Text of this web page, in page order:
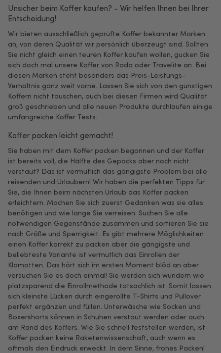
Unsicher beim Koffer kaufen? - Wir helfen Ihnen bei Ihrer
Entscheidung!
Wir bieten ausschließlich geprüfte Koffer bekannter Marken
an, von deren Qualität wir persönlich überzeugt sind. Sollten
Sie nicht gleich einen teuren Koffer kaufen wollen, gucken Sie
sich doch mal unsere Koffer von Rada oder Travelite an. Bei
diesen Marken steht besonders das Preis-Leistungs-
Verhältnis ganz weit vorne. Lassen Sie sich von den günstigen
Koffern nicht täuschen, auch bei diesen Firmen wird Qualität
groß geschrieben und alle neuen Produkte durchlaufen einige
umfangreiche Koffer Tests.
Koffer packen leicht gemacht!
Sie haben mit dem Koffer packen begonnen und der Koffer
ist bereits voll, die Hälfte des Gepäcks aber noch nicht
verstaut? Das ist vermutlich das gängigste Problem bei alle
reisenden und Urlaubern! Wir haben die perfekten Tipps für
Sie, die Ihnen beim nächsten Urlaub das Koffer packen
erleichtern. Machen Sie sich zuerst Gedanken was sie alles
benötigen und wie lange Sie verreisen. Suchen Sie alle
notwendigen Gegenstände zusammen und sortieren Sie sie
nach Größe und Sperrigkeit. Es gibt mehrere Möglichkeiten
einen Koffer korrekt zu packen aber die gängigste und
beliebteste Variante ist vermutlich das Einrollen der
Klamotten. Das hört sich im ersten Moment blöd an aber
versuchen Sie es doch einmal! Sie werden sich wundern wie
platzsparend die Einrollmethode tatsächlich ist. Somit lassen
sich kleinste Lücken durch eingerollte T-Shirts und Pullover
perfekt ergänzen und füllen. Unterwäsche wie Socken und
Boxershorts können in Schuhen verstaut werden oder auch
am Rand des Koffers. Wie Sie schnell feststellen werden, ist
Koffer packen keine Raketenwissenschaft, auch wenn es
oftmals den Eindruck erweckt. In dem Sinne, frohes Packen!